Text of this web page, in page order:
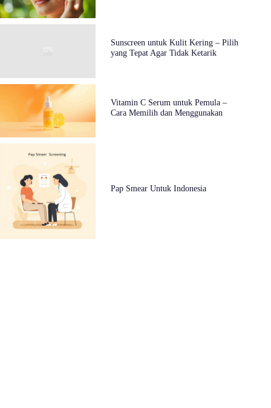
Sunscreen untuk Kulit Kering – Pilih
yang Tepat Agar Tidak Ketarik
Vitamin C Serum untuk Pemula –
Cara Memilih dan Menggunakan
Pap Smear Untuk Indonesia